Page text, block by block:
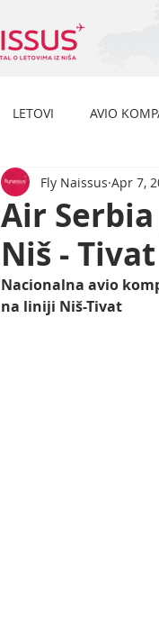
LETOVI AVIO
Air
Niš -
Fly Naissus Apr 7,
Nacionalna avio
na liniji Niš-Tivat